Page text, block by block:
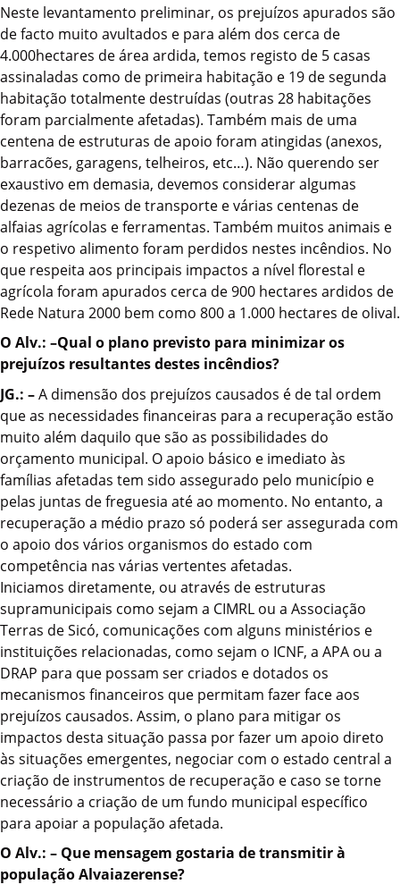
Neste levantamento preliminar, os prejuízos apurados são
de facto muito avultados e para além dos cerca de
4.000hectares de área ardida, temos registo de 5 casas
assinaladas como de primeira habitação e 19 de segunda
habitação totalmente destruídas (outras 28 habitações
foram parcialmente afetadas). Também mais de uma
centena de estruturas de apoio foram atingidas (anexos,
barracões, garagens, telheiros, etc…). Não querendo ser
exaustivo em demasia, devemos considerar algumas
dezenas de meios de transporte e várias centenas de
alfaias agrícolas e ferramentas. Também muitos animais e
o respetivo alimento foram perdidos nestes incêndios. No
que respeita aos principais impactos a nível florestal e
agrícola foram apurados cerca de 900 hectares ardidos de
Rede Natura 2000 bem como 800 a 1.000 hectares de olival.
O Alv.: –Qual o plano previsto para minimizar os
prejuízos resultantes destes incêndios?
JG.: –A dimensão dos prejuízos causados é de tal ordem
que as necessidades financeiras para a recuperação estão
muito além daquilo que são as possibilidades do
orçamento municipal. O apoio básico e imediato às
famílias afetadas tem sido assegurado pelo município e
pelas juntas de freguesia até ao momento. No entanto, a
recuperação a médio prazo só poderá ser assegurada com
o apoio dos vários organismos do estado com
competência nas várias vertentes afetadas.
Iniciamos diretamente, ou através de estruturas
supramunicipais como sejam a CIMRL ou a Associação
Terras de Sicó, comunicações com alguns ministérios e
instituições relacionadas, como sejam o ICNF, a APA ou a
DRAP para que possam ser criados e dotados os
mecanismos financeiros que permitam fazer face aos
prejuízos causados. Assim, o plano para mitigar os
impactos desta situação passa por fazer um apoio direto
às situações emergentes, negociar com o estado central a
criação de instrumentos de recuperação e caso se torne
necessário a criação de um fundo municipal específico
para apoiar a população afetada.
O Alv.: – Que mensagem gostaria de transmitir à
população Alvaiazerense?